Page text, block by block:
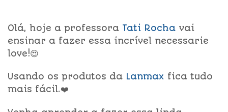
Olá, hoje a professora Tati Rocha vai
ensinar a fazer essa incrível necessarie
love!😍
Usando os produtos da Lanmax fica tudo
mais fácil.❤️